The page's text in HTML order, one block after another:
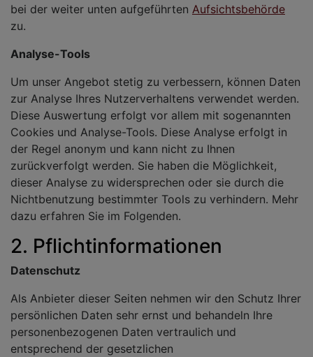
bei der weiter unten aufgeführten Aufsichtsbehörde
zu.
Analyse-Tools
Um unser Angebot stetig zu verbessern, können Daten
zur Analyse Ihres Nutzerverhaltens verwendet werden.
Diese Auswertung erfolgt vor allem mit sogenannten
Cookies und Analyse-Tools. Diese Analyse erfolgt in
der Regel anonym und kann nicht zu Ihnen
zurückverfolgt werden. Sie haben die Möglichkeit,
dieser Analyse zu widersprechen oder sie durch die
Nichtbenutzung bestimmter Tools zu verhindern. Mehr
dazu erfahren Sie im Folgenden.
2. Pflichtinformationen
Datenschutz
Als Anbieter dieser Seiten nehmen wir den Schutz Ihrer
persönlichen Daten sehr ernst und behandeln Ihre
personenbezogenen Daten vertraulich und
entsprechend der gesetzlichen